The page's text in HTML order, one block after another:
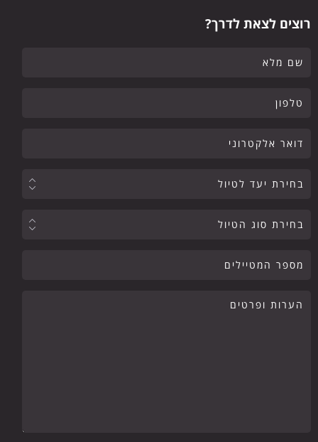
רוצים לצאת לדרך?